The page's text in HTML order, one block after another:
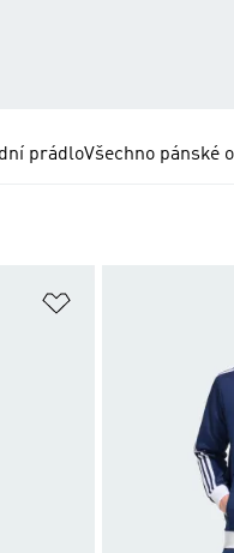
prádloVšechno pánské
Přidat do